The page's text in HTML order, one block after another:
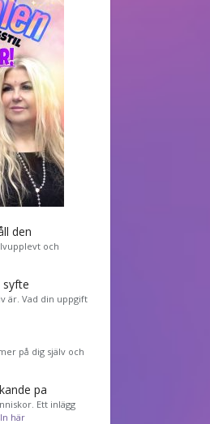
den
och
syfte
är. Vad din uppgift
på dig själv och
pa
Ett inlägg
här